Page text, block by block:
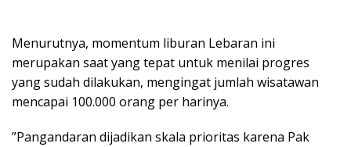
Menurutnya, momentum liburan Lebaran ini
merupakan saat yang tepat untuk menilai progres
yang sudah dilakukan, mengingat jumlah wisatawan
mencapai 100.000 orang per harinya.
”Pangandaran dijadikan skala prioritas karena Pak